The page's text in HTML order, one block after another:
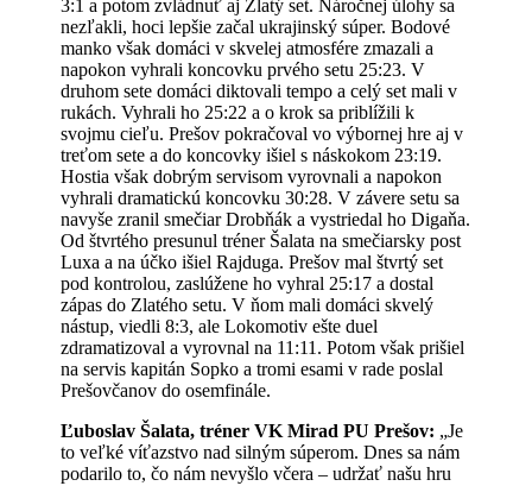
3:1 a potom zvládnuť aj Zlatý set. Náročnej úlohy sa
nezľakli, hoci lepšie začal ukrajinský súper. Bodové
manko však domáci v skvelej atmosfére zmazali a
napokon vyhrali koncovku prvého setu 25:23. V
druhom sete domáci diktovali tempo a celý set mali v
rukách. Vyhrali ho 25:22 a o krok sa priblížili k
svojmu cieľu. Prešov pokračoval vo výbornej hre aj v
treťom sete a do koncovky išiel s náskokom 23:19.
Hostia však dobrým servisom vyrovnali a napokon
vyhrali dramatickú koncovku 30:28. V závere setu sa
navyše zranil smečiar Drobňák a vystriedal ho Digaňa.
Od štvrtého presunul tréner Šalata na smečiarsky post
Luxa a na účko išiel Rajduga. Prešov mal štvrtý set
pod kontrolou, zaslúžene ho vyhral 25:17 a dostal
zápas do Zlatého setu. V ňom mali domáci skvelý
nástup, viedli 8:3, ale Lokomotiv ešte duel
zdramatizoval a vyrovnal na 11:11. Potom však prišiel
na servis kapitán Sopko a tromi esami v rade poslal
Prešovčanov do osemfinále.
Ľuboslav Šalata, tréner VK Mirad PU Prešov: „Je
to veľké víťazstvo nad silným súperom. Dnes sa nám
podarilo to, čo nám nevyšlo včera – udržať našu hru